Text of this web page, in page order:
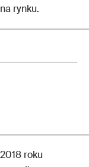
rynku.
roku